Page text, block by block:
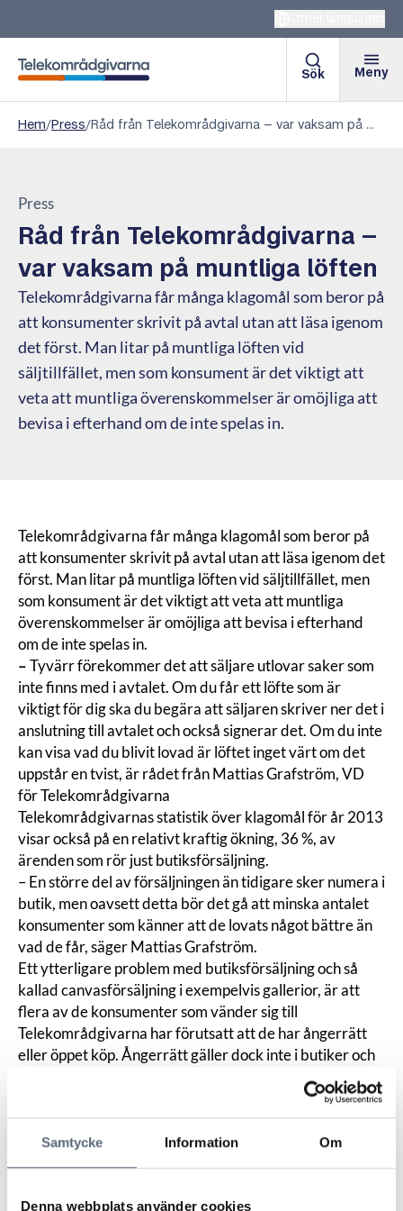
Samtycke Information Om
Denna webbplats använder cookies
Telekområdgivarna
Sök Meny
Hem/Press/ Råd från Telekområdgivarna – var vaksam på muntliga löften
Press
Råd från Telekområdgivarna –
var vaksam på muntliga löften
Telekområdgivarna får många klagomål som beror på
att konsumenter skrivit på avtal utan att läsa igenom
det först. Man litar på muntliga löften vid
säljtillfället, men som konsument är det viktigt att
veta att muntliga överenskommelser är omöjliga att
bevisa i efterhand om de inte spelas in.
Telekområdgivarna får många klagomål som beror på
att konsumenter skrivit på avtal utan att läsa igenom det
först. Man litar på muntliga löften vid säljtillfället, men
som konsument är det viktigt att veta att muntliga
överenskommelser är omöjliga att bevisa i efterhand
om de inte spelas in.
– Tyvärr förekommer det att säljare utlovar saker som
inte finns med i avtalet. Om du får ett löfte som är
viktigt för dig ska du begära att säljaren skriver ner det i
anslutning till avtalet och också signerar det. Om du inte
kan visa vad du blivit lovad är löftet inget värt om det
uppstår en tvist, är rådet från Mattias Grafström, VD
för Telekområdgivarna
Telekområdgivarnas statistik över klagomål för år 2013
visar också på en relativt kraftig ökning, 36 %, av
ärenden som rör just butiksförsäljning.
– En större del av försäljningen än tidigare sker numera i
butik, men oavsett detta bör det gå att minska antalet
konsumenter som känner att de lovats något bättre än
vad de får, säger Mattias Grafström.
Ett ytterligare problem med butiksförsäljning och så
kallad canvasförsäljning i exempelvis gallerior, är att
flera av de konsumenter som vänder sig till
Telekområdgivarna har förutsatt att de har ångerrätt
eller öppet köp. Ångerrätt gäller dock inte i butiker och
vid köp på allmän plats och öppet köp är dessutom
frivilligt för butiken att erbjuda. Och även om du har
öppet köp noterat på ditt kvitto så är det butiken som
bestämmer reglerna. Det är viktigt att på förhand ta
reda på vilka regler som gäller om du skulle vilja ångra
– Ett problem vi ofta hör talas om är att säljare öppnar